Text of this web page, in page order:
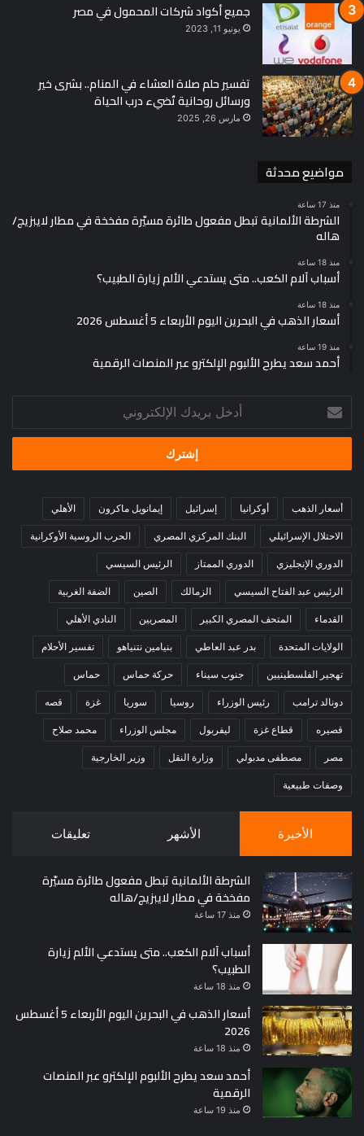
جميع أكواد شركات المحمول في مصر
يونيو 11, 2023
تفسير حلم صلاة العشاء في المنام.. بشرى خير
ورسائل روحانية تُضيء درب الحياة
مارس 26, 2025
مواضيع محدثة
منذ 17 ساعة
الشرطة الألمانية تبطل مفعول طائرة مسيّرة مفخخة في مطار لايبزيج/
هاله
منذ 18 ساعة
أسباب آلام الكعب.. متى يستدعي الألم زيارة الطبيب؟
منذ 18 ساعة
أسعار الذهب في البحرين اليوم الأربعاء 5 أغسطس 2026
منذ 19 ساعة
أحمد سعد يطرح الألبوم الإلكترو عبر المنصات الرقمية
بريدك
الإلكتروني
أسعار الذهب أوكرانيا إسرائيل إيمانويل ماكرون الأهلي
الاحتلال الإسرائيلي البنك المركزي المصري الحرب الروسية الأوكرانية
الدوري الإنجليزي الدوري الممتاز الرئيس السيسي
الرئيس عبد الفتاح السيسي الزمالك الصين الضفة الغربية
القدماء المتحف المصري الكبير المصريين النادي الأهلي
الولايات المتحدة بدر عبد العاطي بنيامين نتنياهو تفسير الأحلام
تهجير الفلسطينيين جنوب سيناء حركة حماس حماس
دونالد ترامب رئيس الوزراء روسيا سوريا غزة قصه
قصيره قطاع غزة ليفربول مجلس الوزراء محمد صلاح
مصر مصطفى مدبولي وزارة النقل وزير الخارجية
وصفات طبيعية
الأخيرة الأشهر تعليقات
الشرطة الألمانية تبطل مفعول طائرة مسيّرة
مفخخة في مطار لايبزيج/هاله
منذ 17 ساعة
أسباب آلام الكعب.. متى يستدعي الألم زيارة
الطبيب؟
منذ 18 ساعة
أسعار الذهب في البحرين اليوم الأربعاء 5 أغسطس
2026
منذ 18 ساعة
أحمد سعد يطرح الألبوم الإلكترو عبر المنصات
الرقمية
منذ 19 ساعة